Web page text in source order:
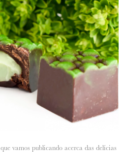
que vamos publicando acerca das delícias